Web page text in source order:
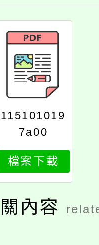
115101019
7a00
檔案下載
內容